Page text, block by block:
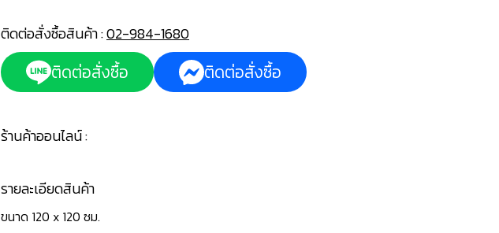
ติดต่อสั่งซื้อสินค้า :02-984-1680
ติดต่อสั่งซื้อ ติดต่อสั่งซื้อ
ร้านค้าออนไลน์ :
รายละเอียดสินค้า
ขนาด 120 x 120 ซม.